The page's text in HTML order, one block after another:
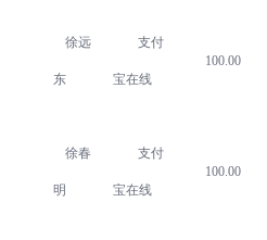
徐远
东
支付
宝在线
100.00
徐春
明
支付
宝在线
100.00